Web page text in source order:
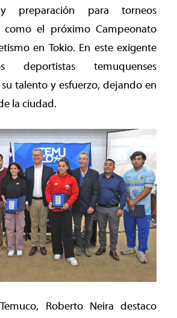
preparación para torneos
como el próximo Campeonato
en Tokio. En este exigente
deportistas temuquenses
talento y esfuerzo, dejando en
la ciudad.
Roberto Neira destaco